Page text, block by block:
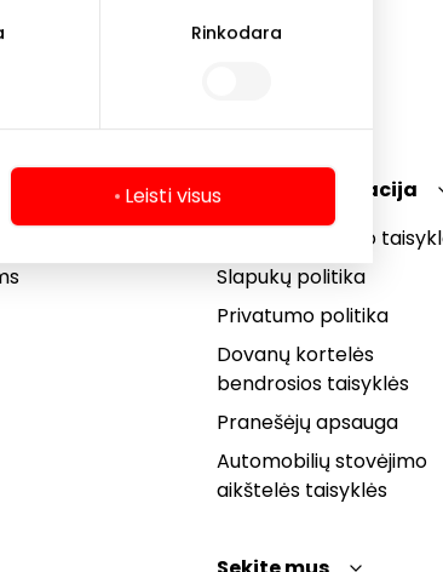
Rinkodara
Leisti visusTeisinė informacija
Prekybos centro
Slapukų politika
Privatumo politika
Dovanų kortelės
bendrosios taisyklės
Pranešėjų apsauga
Automobilių stovėjimo
aikštelės taisyklės